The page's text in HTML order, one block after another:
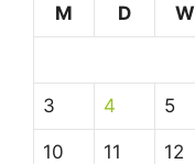
M
D W
3 4 5
10 11 12